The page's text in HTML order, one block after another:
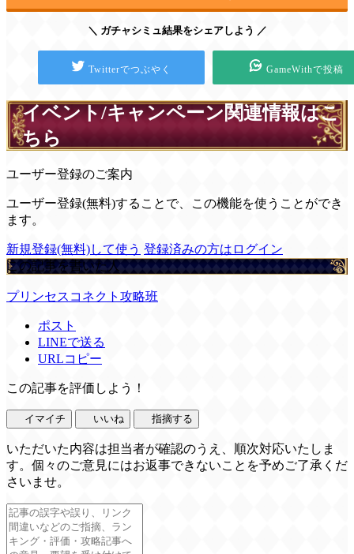
＼ ガチャシミュ結果をシェアしよう ／
Twitterでつぶやく GameWithで投稿
イベント/キャンペーン関連情報はこ
ちら
ユーザー登録のご案内
ユーザー登録(無料)することで、この機能を使うことができ
ます。
新規登録(無料)して使う 登録済みの方はログイン
この記事を書いた人
プリンセスコネクト攻略班
ポスト
LINEで送る
URLコピー
この記事を評価しよう！
イマイチ いいね 指摘する
いただいた内容は担当者が確認のうえ、順次対応いたしま
す。個々のご意見にはお返事できないことを予めご了承くだ
さいませ。